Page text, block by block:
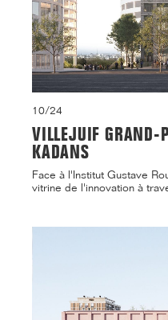
10/24
VILLEJUIF GRAND-
KADANS
Face à l'Institut Gustave
vitrine de l'innovation à